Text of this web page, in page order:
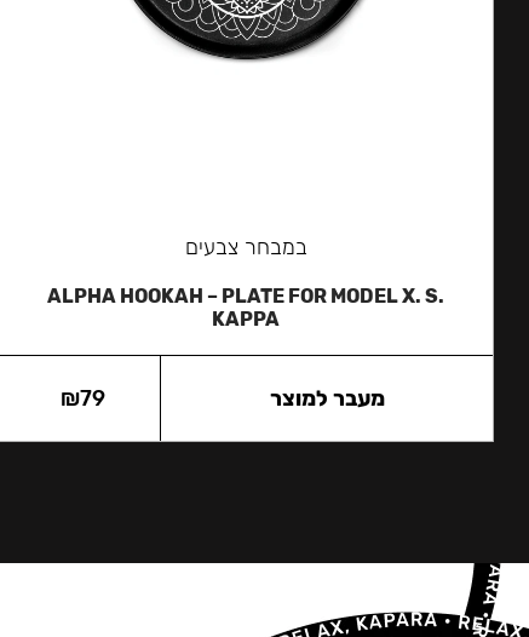
במבחר צבעים
ALPHA HOOKAH – PLATE FOR MODEL X. S.
KAPPA
₪79 מעבר למוצר